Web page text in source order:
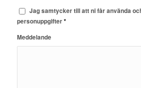
Jag samtycker till att ni får använda
personuppgifter*
Meddelande